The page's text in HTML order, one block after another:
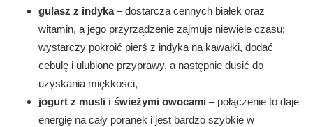
gulasz z indyka– dostarcza cennych białek oraz
witamin, a jego przyrządzenie zajmuje niewiele czasu;
wystarczy pokroić pierś z indyka na kawałki, dodać
cebulę i ulubione przyprawy, a następnie dusić do
uzyskania miękkości,
jogurt z musli i świeżymi owocami – połączenie to daje
energię na cały poranek i jest bardzo szybkie w